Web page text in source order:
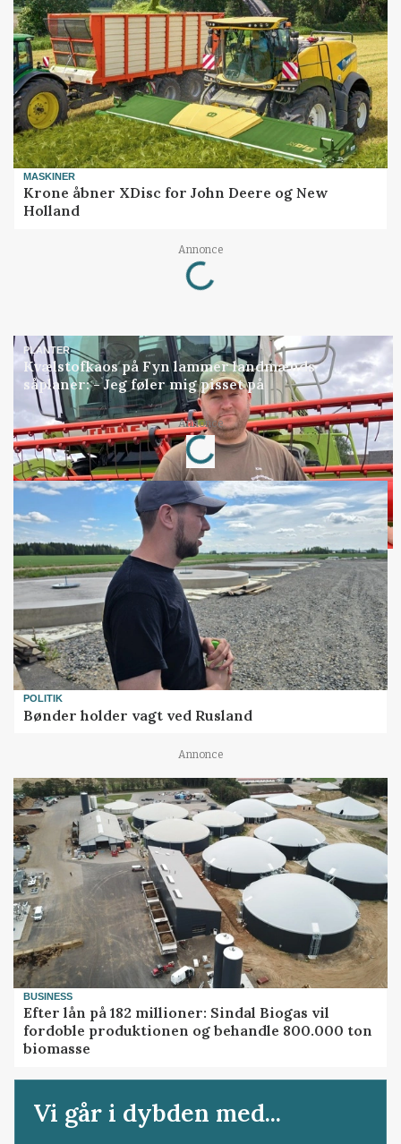
MASKINER
Krone åbner XDisc for John Deere og New
Holland
Annonce
Loading...
PLANTER
Kvælstofkaos på Fyn lammer landmænds
såplaner: - Jeg føler mig pisset på
Annonce
Loading...
POLITIK
Bønder holder vagt ved Rusland
Annonce
BUSINESS
Efter lån på 182 millioner: Sindal Biogas vil
fordoble produktionen og behandle 800.000 ton
biomasse
Vi går i dybden med...